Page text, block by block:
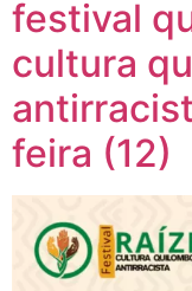
festival
cultura
feira (12)